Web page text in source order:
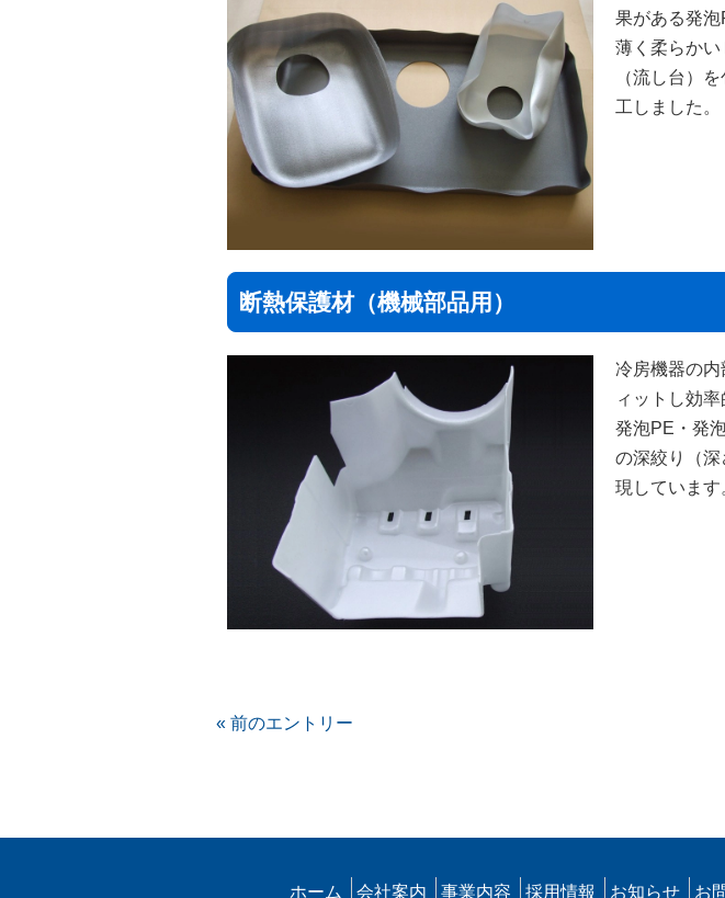
果がある発泡
薄く柔らかい
（流し台）
工しました。
断熱保護材（機械部品用）
冷房機器の
ィットし効率
発泡PE・発
の深絞り（
現しています
« 前のエントリー
ホーム 会社案内 事業内容 採用情報 お知らせ お